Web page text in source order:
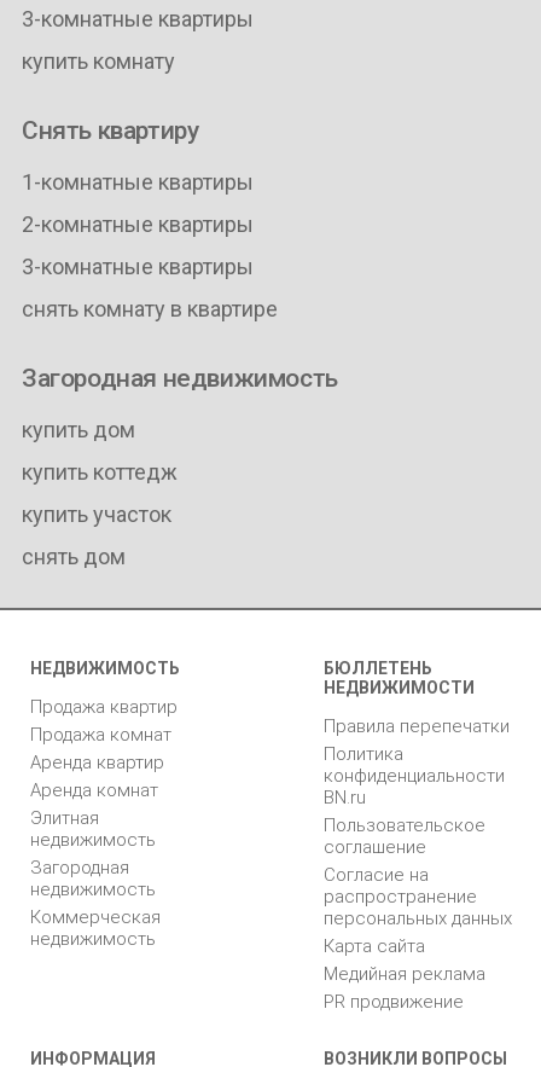
3-комнатные квартиры
купить комнату
Снять квартиру
1-комнатные квартиры
2-комнатные квартиры
3-комнатные квартиры
снять комнату в квартире
Загородная недвижимость
купить дом
купить коттедж
купить участок
снять дом
НЕДВИЖИМОСТЬ
Продажа квартир
Продажа комнат
Аренда квартир
Аренда комнат
Элитная
недвижимость
Загородная
недвижимость
Коммерческая
недвижимость
БЮЛЛЕТЕНЬ
НЕДВИЖИМОСТИ
Правила перепечатки
Политика
конфиденциальности
BN.ru
Пользовательское
соглашение
Согласие на
распространение
персональных данных
Карта сайта
Медийная реклама
PR продвижение
ИНФОРМАЦИЯ ВОЗНИКЛИ ВОПРОСЫ